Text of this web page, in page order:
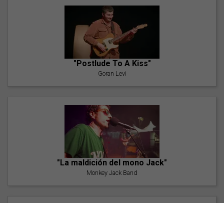
"Postlude To A Kiss"
Goran Levi
"La maldición del mono Jack"
Monkey Jack Band